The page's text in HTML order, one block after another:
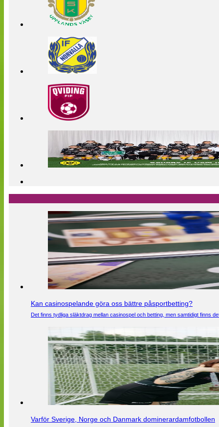
Kan casinospelande göra oss bättre påsportbetting?
Det finns tydliga släktdrag mellan casinospel och betting, men samtidigt finns
Varför Sverige, Norge och Danmark dominerardamfotbollen